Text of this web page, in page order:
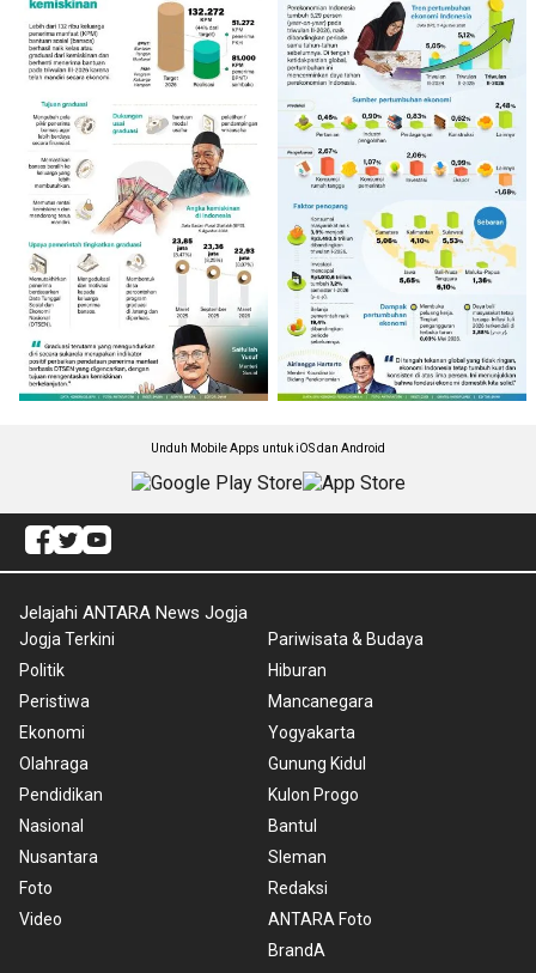
Unduh Mobile Apps untuk iOS dan Android
Jelajahi ANTARA News Jogja
Jogja Terkini
Politik
Peristiwa
Ekonomi
Olahraga
Pendidikan
Nasional
Nusantara
Foto
Video
Pariwisata & Budaya
Hiburan
Mancanegara
Yogyakarta
Gunung Kidul
Kulon Progo
Bantul
Sleman
Redaksi
ANTARA Foto
BrandA